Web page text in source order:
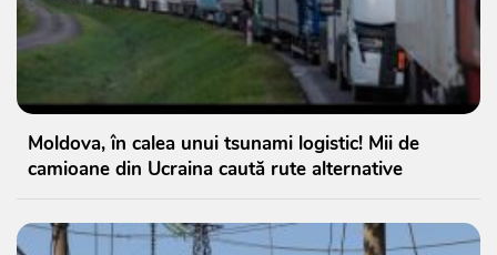
Moldova, în calea unui tsunami logistic! Mii de
camioane din Ucraina caută rute alternative